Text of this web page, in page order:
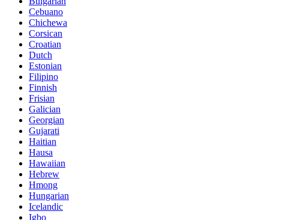
Cebuano
Chichewa
Corsican
Croatian
Dutch
Estonian
Filipino
Finnish
Frisian
Galician
Georgian
Gujarati
Haitian
Hausa
Hawaiian
Hebrew
Hmong
Hungarian
Icelandic
Igbo